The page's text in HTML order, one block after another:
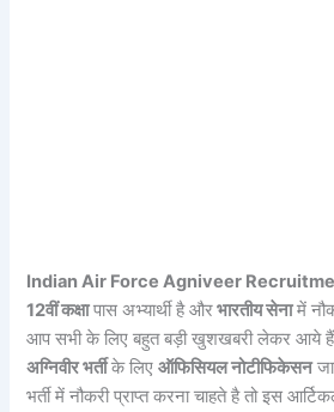
Indian Air Force Agniveer
12वीं कक्षापास अभ्यार्थी है औरभारतीय सेनामें
आप सभी के लिए बहुत बड़ी खुशखबरी लेकर आये
अग्निवीर भर्तीके लिएऑफिसियल नोटीफिकेसन
भर्ती में नौकरी प्राप्त करना चाहते है तो इस